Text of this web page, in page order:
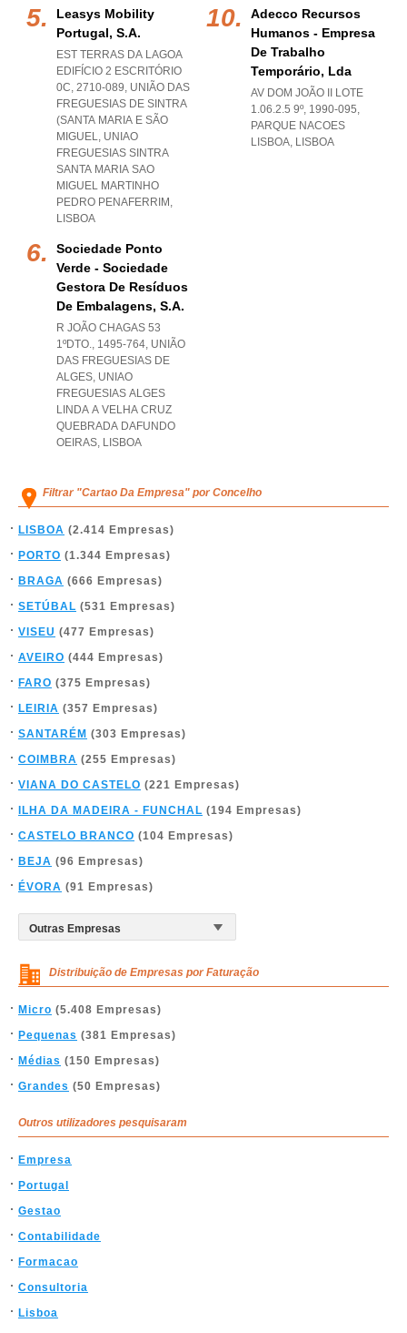
Leasys Mobility
Portugal, S.a.
EST TERRAS DA LAGOA
EDIFÍCIO 2 ESCRITÓRIO
0C, 2710-089, UNIÃO DAS
FREGUESIAS DE SINTRA
(SANTA MARIA E SÃO
MIGUEL, UNIAO
FREGUESIAS SINTRA
SANTA MARIA SAO
MIGUEL MARTINHO
PEDRO PENAFERRIM ,
LISBOA
Sociedade Ponto
Verde - Sociedade
Gestora De Resíduos
De Embalagens, S.a.
R JOÃO CHAGAS 53
1ºDTO., 1495-764, UNIÃO
DAS FREGUESIAS DE
ALGES, UNIAO
FREGUESIAS ALGES
LINDA A VELHA CRUZ
QUEBRADA DAFUNDO
OEIRAS, LISBOA
Adecco Recursos
Humanos - Empresa
De Trabalho
Temporário, Lda
AV DOM JOÃO II LOTE
1.06.2.5 9º, 1990-095,
PARQUE NACOES
LISBOA, LISBOA
Filtrar "Cartao Da Empresa" por Concelho
LISBOA (2.414 Empresas)
PORTO (1.344 Empresas)
BRAGA (666 Empresas)
SETÚBAL (531 Empresas)
VISEU (477 Empresas)
AVEIRO (444 Empresas)
FARO (375 Empresas)
LEIRIA (357 Empresas)
SANTARÉM (303 Empresas)
COIMBRA (255 Empresas)
VIANA DO CASTELO (221 Empresas)
ILHA DA MADEIRA - FUNCHAL (194 Empresas)
CASTELO BRANCO (104 Empresas)
BEJA (96 Empresas)
ÉVORA (91 Empresas)
Distribuição de Empresas por Faturação
Micro (5.408 Empresas)
Pequenas (381 Empresas)
Médias (150 Empresas)
Grandes (50 Empresas)
Outros utilizadores pesquisaram
Empresa
Portugal
Gestao
Contabilidade
Formacao
Consultoria
Lisboa